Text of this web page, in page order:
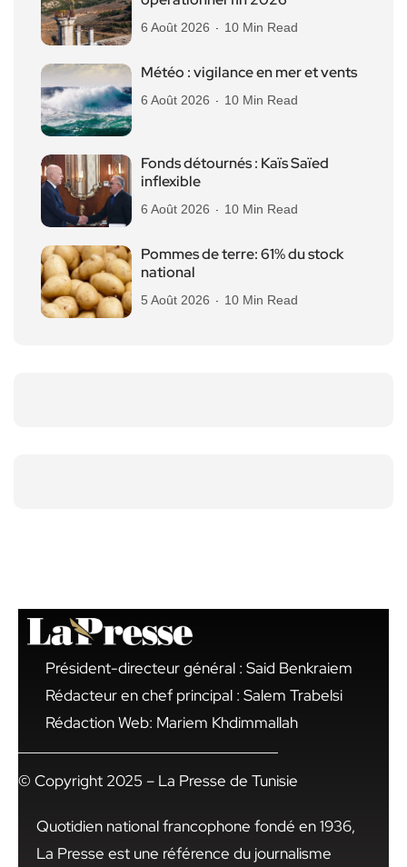
6 Août 2026 10 Min Read
Météo : vigilance en mer et vents
6 Août 2026 10 Min Read
Fonds détournés : Kaïs Saïed
inflexible
6 Août 2026 10 Min Read
Pommes de terre: 61% du stock
national
5 Août 2026 10 Min Read
Président-directeur général : Said Benkraiem
Rédacteur en chef principal : Salem Trabelsi
Rédaction Web: Mariem Khdimmallah
© Copyright 2025 – La Presse de Tunisie
Quotidien national francophone fondé en 1936,
La Presse est une référence du journalisme